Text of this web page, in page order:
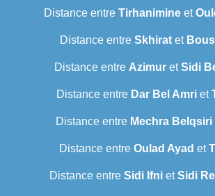
Distance entre Tirhanimine et
Distance entre Skhiratet
Distance entre Azimur etSidi
Distance entre Dar Bel Amriet
Distance entre Mechra Belqsiri
Distance entre Oulad Ayad et
Distance entre Sidi Ifni etSidi